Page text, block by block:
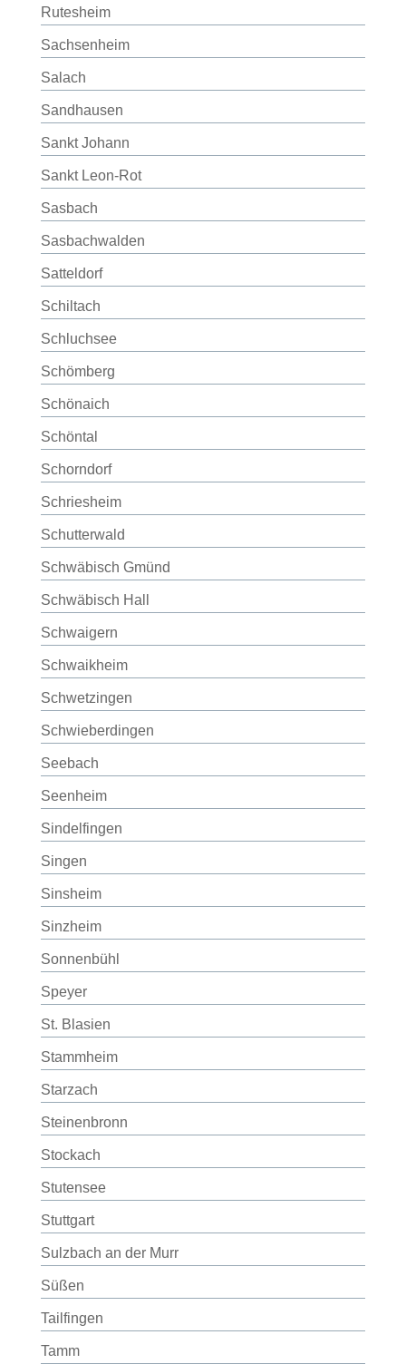
Rutesheim
Sachsenheim
Salach
Sandhausen
Sankt Johann
Sankt Leon-Rot
Sasbach
Sasbachwalden
Satteldorf
Schiltach
Schluchsee
Schömberg
Schönaich
Schöntal
Schorndorf
Schriesheim
Schutterwald
Schwäbisch Gmünd
Schwäbisch Hall
Schwaigern
Schwaikheim
Schwetzingen
Schwieberdingen
Seebach
Seenheim
Sindelfingen
Singen
Sinsheim
Sinzheim
Sonnenbühl
Speyer
St. Blasien
Stammheim
Starzach
Steinenbronn
Stockach
Stutensee
Stuttgart
Sulzbach an der Murr
Süßen
Tailfingen
Tamm